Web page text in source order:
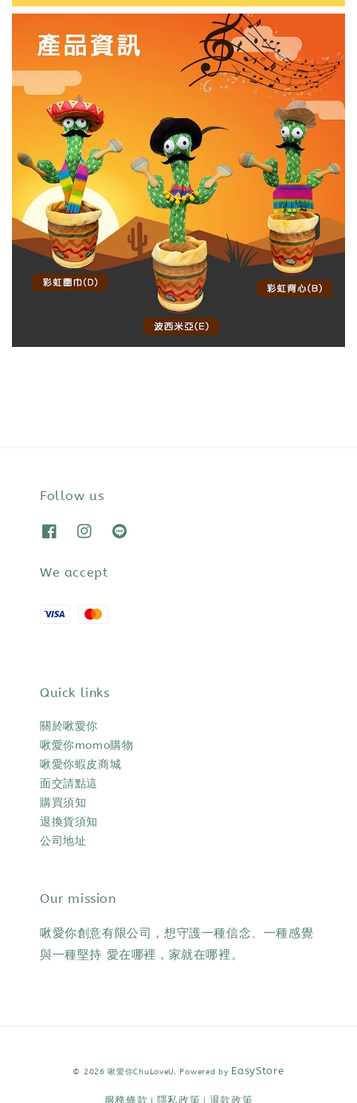
Follow us
We accept
Quick links
關於啾愛你
啾愛你momo購物
啾愛你蝦皮商城
面交請點這
購買須知
退換貨須知
公司地址
Our mission
啾愛你創意有限公司，想守護一種信念、一種感覺
與一種堅持 愛在哪裡，家就在哪裡。
© 2026 啾愛你ChuLoveU. Powered by EasyStore
服務條款 隱私政策 退款政策